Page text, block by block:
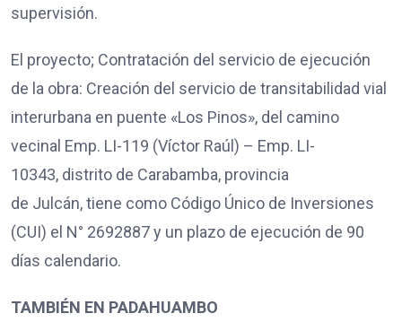
supervisión.
El proyecto; Contratación del servicio de ejecución
de la obra: Creación del servicio de transitabilidad vial
interurbana en puente «Los Pinos», del camino
vecinal Emp. LI-119 (Víctor Raúl) – Emp. LI-
10343, distrito de Carabamba, provincia
de Julcán, tiene como Código Único de Inversiones
(CUI) el N° 2692887 y un plazo de ejecución de 90
días calendario.
TAMBIÉN EN PADAHUAMBO